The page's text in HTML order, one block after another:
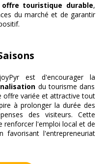
offre touristique durable,
du marché et de garantir
est d'encourager la
du tourisme dans
offre variée et attractive tout
à prolonger la durée des
des visiteurs. Cette
renforcer l'emploi local et de
l'entrepreneuriat